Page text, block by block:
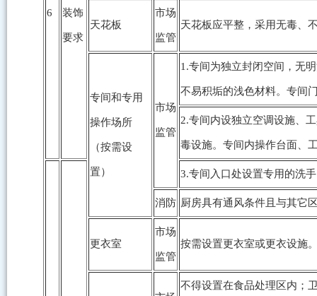
6 装饰
要求
天花板
市场
监管
天花板应平整，采用无毒、
专间和专用
操作场所
（按需设
置）
市场
监管
1.专间为独立封闭空间，无
不易积垢的浅色材料。专间
2.专间内设独立空调设施、
毒设施。专间内操作台面、
3.专间入口处设置专用的洗
消防 厨房具有通风条件且与其它
更衣室
市场
监管
按需设置更衣室或更衣设施
不得设置在食品处理区内；